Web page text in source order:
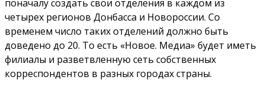
поначалу создать свои отделения в каждом из
четырех регионов Донбасса и Новороссии. Со
временем число таких отделений должно быть
доведено до 20. То есть «Новое. Медиа» будет иметь
филиалы и разветвленную сеть собственных
корреспондентов в разных городах страны.